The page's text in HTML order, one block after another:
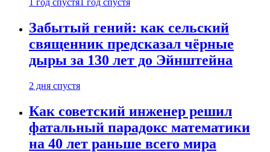
1 год спустя 1 год спустя
Забытый гений: как сельский
священник предсказал чёрные
дыры за 130 лет до Эйнштейна
2 дня спустя
Как советский инженер решил
фатальный парадокс математики
на 40 лет раньше всего мира